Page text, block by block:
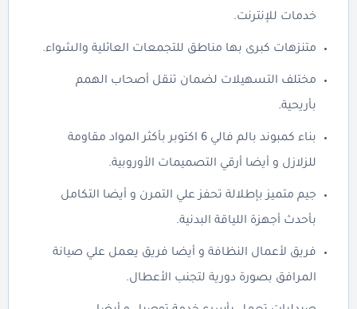
خدمات للإنترنت.
متنزهات كبرى بها مناطق للتجمعات العائلية والشواء.
مختلف التسهيلات لضمان تنقل أصحاب الهمم
بأريحية.
بناء كمبوند بالم فالي 6 اكتوبر بأكثر المواد مقاومة
للزلازل و أيضا أرقي التصميمات الأوروبية.
جيم متميز بإطلالة تحفز علي التمرن و أيضا التكامل
بأحدث أجهزة اللياقة البدنية.
فريق لأعمال النظافة و أيضا فريق يعمل علي صيانة
المرافق بصورة دورية لتجنب الأعطال.